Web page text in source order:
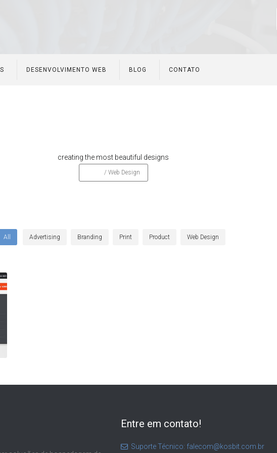
DESENVOLVIMENTO WEB BLOG CONTATO
creating the most beautiful designs
/Web Design
All Advertising Branding Print Product Web Design
Entre em contato!
Suporte Técnico: falecom@kosbit.com.br